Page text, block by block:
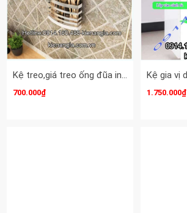
Kệ treo,giá treo ống đũa inox EUROGOLD KAG-ED229
700.000₫ 1.750.000₫